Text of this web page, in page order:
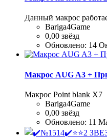
Данный макрос
Bariga4Game
0,00 звёзд
Обновлено: 14
Макрос AUG A3 +
Макрос Point blank Х7
Bariga4Game
0,00 звёзд
Обновлено: 11